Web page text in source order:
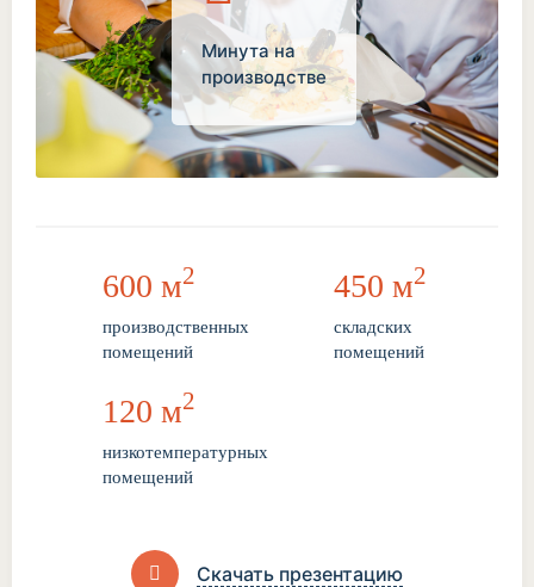
Минута на
производстве
Скачать презентацию
600 м2
производственных
помещений
450 м2
складских
помещений
120 м2
низкотемпературных
помещений